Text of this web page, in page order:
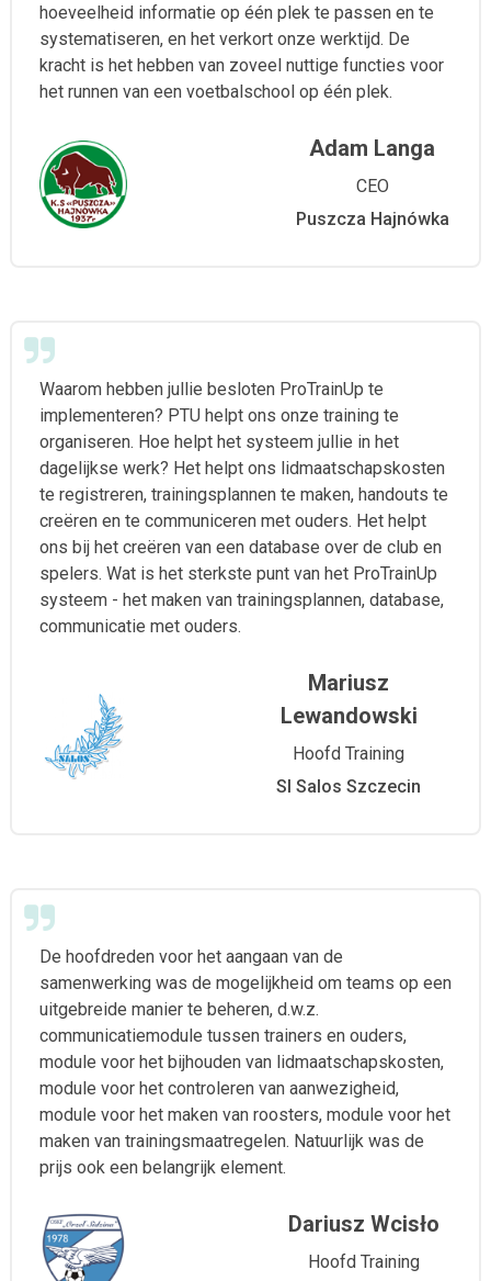
hoeveelheid informatie op één plek te passen en te
systematiseren, en het verkort onze werktijd. De
kracht is het hebben van zoveel nuttige functies voor
het runnen van een voetbalschool op één plek.
Adam Langa
CEO
Puszcza Hajnówka
Waarom hebben jullie besloten ProTrainUp te
implementeren? PTU helpt ons onze training te
organiseren. Hoe helpt het systeem jullie in het
dagelijkse werk? Het helpt ons lidmaatschapskosten
te registreren, trainingsplannen te maken, handouts te
creëren en te communiceren met ouders. Het helpt
ons bij het creëren van een database over de club en
spelers. Wat is het sterkste punt van het ProTrainUp
systeem - het maken van trainingsplannen, database,
communicatie met ouders.
Mariusz
Lewandowski
Hoofd Training
Sl Salos Szczecin
De hoofdreden voor het aangaan van de
samenwerking was de mogelijkheid om teams op een
uitgebreide manier te beheren, d.w.z.
communicatiemodule tussen trainers en ouders,
module voor het bijhouden van lidmaatschapskosten,
module voor het controleren van aanwezigheid,
module voor het maken van roosters, module voor het
maken van trainingsmaatregelen. Natuurlijk was de
prijs ook een belangrijk element.
Dariusz Wcisło
Hoofd Training